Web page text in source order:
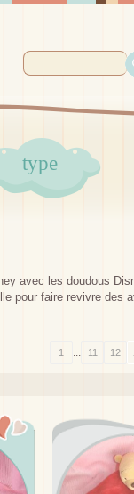
type
avec les doudous
pour faire revivre des
1 ... 11 12